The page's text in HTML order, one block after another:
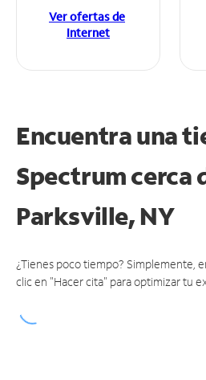
Ver ofertas de
Internet
Encuentra una
Spectrumcerca
Parksville, NY
¿Tienes poco tiempo? Simplemente,
clic en "Hacer cita" para optimizar tu